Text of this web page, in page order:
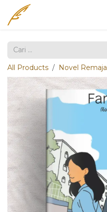
Skip ke Konten
All Products Novel Remaja